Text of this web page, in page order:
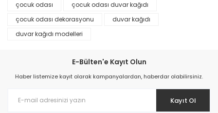
çocuk odası
çocuk odası duvar kağıdı
çocuk odası dekorasyonu
duvar kağıdı
duvar kağıdı modelleri
E-Bülten'e Kayıt Olun
Haber listemize kayıt olarak kampanyalardan, haberdar olabilirsiniz.
Kayıt Ol